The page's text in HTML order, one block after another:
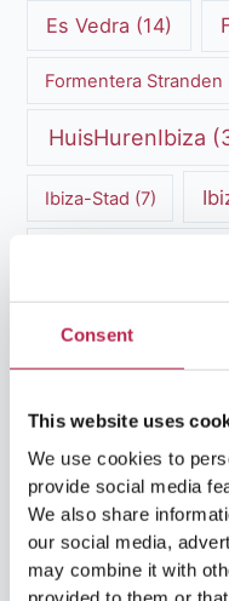
Consent
This website uses
We use cookies to
provide social media
We also share
our social media,
may combine it with
Es Vedra (14)
Formentera Stranden
HuisHurenIbiza
Ibiza-Stad (7)
Ibiza Reisgids(5)
ibiza vakantie
Ibiza Villa Verhuur (6)
Luxe villa's Ibiza
Luxe Villa Verhuur